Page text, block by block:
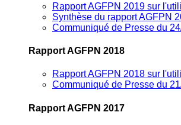
Rapport AGFPN 2019 sur
Synthèse du rapport AGFPN
Communiqué de Presse du
Rapport AGFPN 2018
Rapport AGFPN 2018 sur
Communiqué de Presse du
Rapport AGFPN 2017